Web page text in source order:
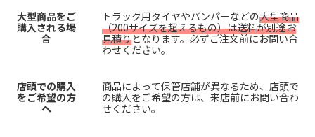
大型商品をご
購入される場
合
トラック用タイヤやバンパーなどの大型商品
（200サイズを超えるもの）は送料が別途お
見積りとなります。必ずご注文前にお問い合
わせください。
店頭での購入
をご希望の方
へ
商品によって保管店舗が異なるため、店頭で
の購入をご希望の方は、来店前にお問い合わ
せください。